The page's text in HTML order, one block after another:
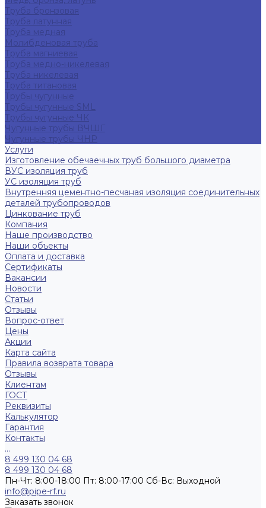
Труба бронзовая
Труба латунная
Труба медная
Молибденовая труба
Труба магниевая
Труба медно-никелевая
Труба никелевая
Труба титановая
Трубы чугунные
Трубы чугунные SML
Трубы чугунные ЧК
Чугунные трубы ВЧШГ
Чугунные трубы ЧНР
Услуги
Изготовление обечаечных труб большого диаметра
ВУС изоляция труб
УС изоляция труб
Внутренняя цементно-песчаная изоляция соединительных
деталей трубопроводов
Цинкование труб
Компания
Наше производство
Наши объекты
Оплата и доставка
Сертификаты
Вакансии
Новости
Статьи
Отзывы
Вопрос-ответ
Цены
Акции
Карта сайта
Правила возврата товара
Отзывы
Клиентам
ГОСТ
Реквизиты
Калькулятор
Гарантия
Контакты
...
8 499 130 04 68
8 499 130 04 68
Пн-Чт: 8:00-18:00 Пт: 8:00-17:00 Сб-Вс: Выходной
info@pipe-rf.ru
Заказать звонок